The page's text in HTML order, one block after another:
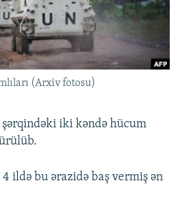
STANDARTLARIMIZ
(Arxiv fotosu)
şərqindəki iki kəndə hücum
ildə bu ərazidə baş vermiş ən